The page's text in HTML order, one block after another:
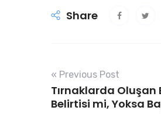
Share
« Previous Post
Tırnaklarda Oluşan
Belirtisi mi, Yoksa